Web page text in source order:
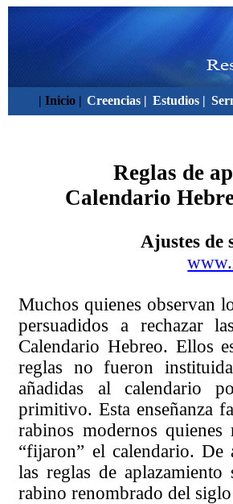
| Inicio | Creencias | Estudios |
Reglas de
Calendario
Ajustes de
Muchos quienes observan
persuadidos a rechazar
Calendario Hebreo. Ellos
reglas no fueron
añadidas al calendario
primitivo. Esta enseñanza
rabinos modernos quienes
“fijaron” el calendario. De
las reglas de
rabino renombrado del